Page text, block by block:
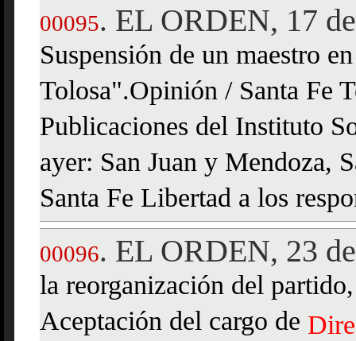
00095. EL ORDEN, 17
Suspensión de un maestro
Tolosa".Opinión / Santa Fe
Publicaciones del Instituto
ayer: San Juan y Mendoza,
Santa Fe Libertad a los
00096. EL ORDEN, 23
la reorganización del
Aceptación del cargo de